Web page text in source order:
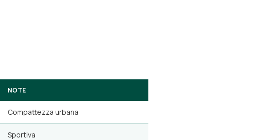
NOTE
Compattezza urbana
Sportiva